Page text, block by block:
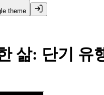
theme
삶: 단기 유